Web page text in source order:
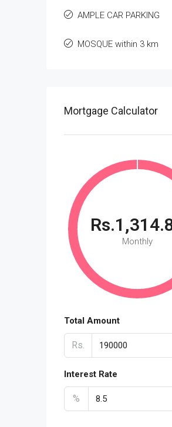
AMPLE CAR PARKING
MOSQUE within 3 km
Mortgage Calculator
Monthly
Total Amount
Rs.
Interest Rate
%